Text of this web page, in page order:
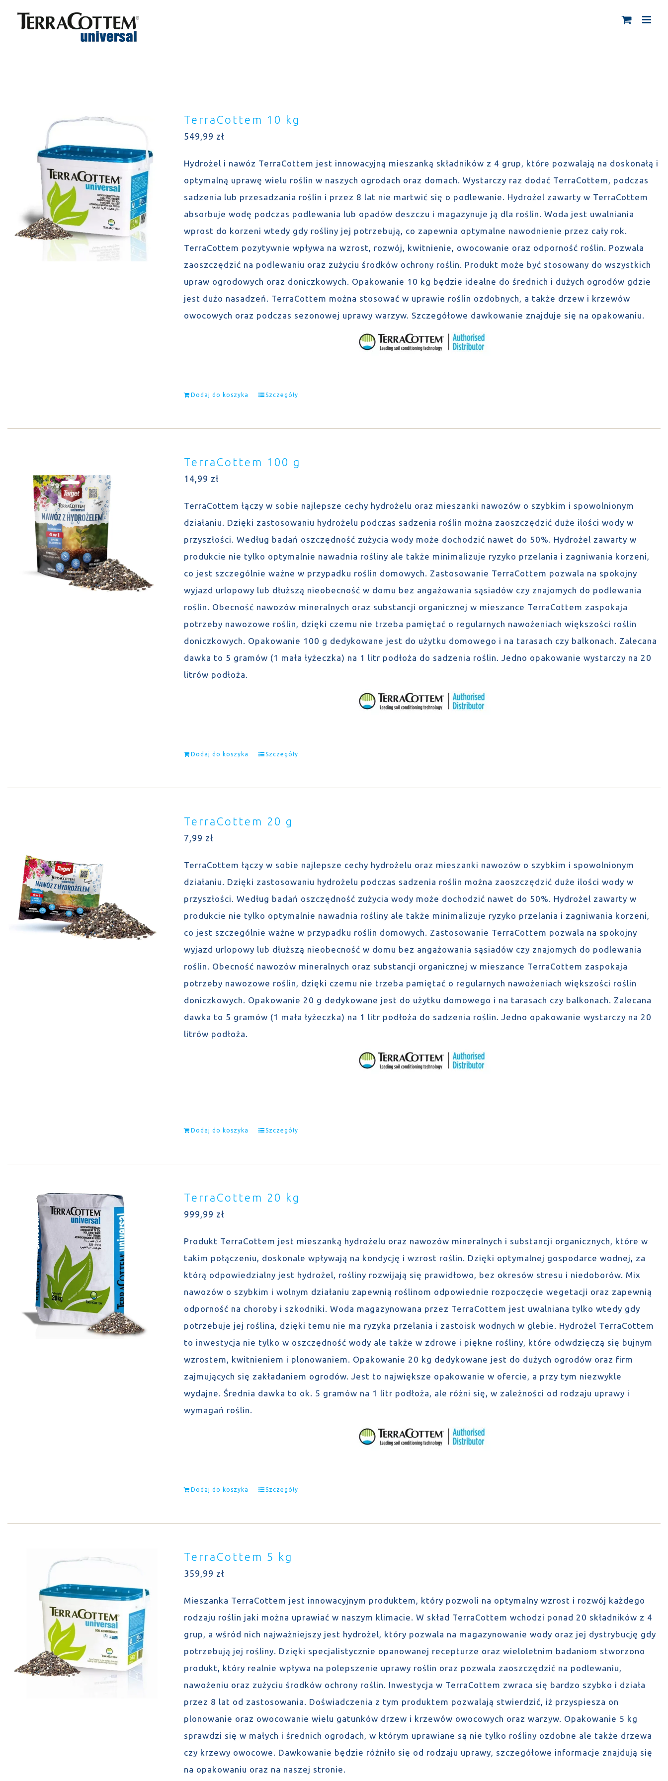
TerraCottem 10 kg
549,99 zł
Hydrożel i nawóz TerraCottem jest innowacyjną mieszanką składników z 4 grup, które pozwalają na doskonałą i
optymalną uprawę wielu roślin w naszych ogrodach oraz domach. Wystarczy raz dodać TerraCottem, podczas
sadzenia lub przesadzania roślin i przez 8 lat nie martwić się o podlewanie. Hydrożel zawarty w TerraCottem
absorbuje wodę podczas podlewania lub opadów deszczu i magazynuje ją dla roślin. Woda jest uwalniania
wprost do korzeni wtedy gdy rośliny jej potrzebują, co zapewnia optymalne nawodnienie przez cały rok.
TerraCottem pozytywnie wpływa na wzrost, rozwój, kwitnienie, owocowanie oraz odporność roślin. Pozwala
zaoszczędzić na podlewaniu oraz zużyciu środków ochrony roślin. Produkt może być stosowany do wszystkich
upraw ogrodowych oraz doniczkowych. Opakowanie 10 kg będzie idealne do średnich i dużych ogrodów gdzie
jest dużo nasadzeń. TerraCottem można stosować w uprawie roślin ozdobnych, a także drzew i krzewów
owocowych oraz podczas sezonowej uprawy warzyw. Szczegółowe dawkowanie znajduje się na opakowaniu.
Dodaj do koszyka Szczegóły
TerraCottem 100 g
14,99 zł
TerraCottem łączy w sobie najlepsze cechy hydrożelu oraz mieszanki nawozów o szybkim i spowolnionym
działaniu. Dzięki zastosowaniu hydrożelu podczas sadzenia roślin można zaoszczędzić duże ilości wody w
przyszłości. Według badań oszczędność zużycia wody może dochodzić nawet do 50%. Hydrożel zawarty w
produkcie nie tylko optymalnie nawadnia rośliny ale także minimalizuje ryzyko przelania i zagniwania korzeni,
co jest szczególnie ważne w przypadku roślin domowych. Zastosowanie TerraCottem pozwala na spokojny
wyjazd urlopowy lub dłuższą nieobecność w domu bez angażowania sąsiadów czy znajomych do podlewania
roślin. Obecność nawozów mineralnych oraz substancji organicznej w mieszance TerraCottem zaspokaja
potrzeby nawozowe roślin, dzięki czemu nie trzeba pamiętać o regularnych nawożeniach większości roślin
doniczkowych. Opakowanie 100 g dedykowane jest do użytku domowego i na tarasach czy balkonach. Zalecana
dawka to 5 gramów (1 mała łyżeczka) na 1 litr podłoża do sadzenia roślin. Jedno opakowanie wystarczy na 20
litrów podłoża.
Dodaj do koszyka Szczegóły
TerraCottem 20 g
7,99 zł
TerraCottem łączy w sobie najlepsze cechy hydrożelu oraz mieszanki nawozów o szybkim i spowolnionym
działaniu. Dzięki zastosowaniu hydrożelu podczas sadzenia roślin można zaoszczędzić duże ilości wody w
przyszłości. Według badań oszczędność zużycia wody może dochodzić nawet do 50%. Hydrożel zawarty w
produkcie nie tylko optymalnie nawadnia rośliny ale także minimalizuje ryzyko przelania i zagniwania korzeni,
co jest szczególnie ważne w przypadku roślin domowych. Zastosowanie TerraCottem pozwala na spokojny
wyjazd urlopowy lub dłuższą nieobecność w domu bez angażowania sąsiadów czy znajomych do podlewania
roślin. Obecność nawozów mineralnych oraz substancji organicznej w mieszance TerraCottem zaspokaja
potrzeby nawozowe roślin, dzięki czemu nie trzeba pamiętać o regularnych nawożeniach większości roślin
doniczkowych. Opakowanie 20 g dedykowane jest do użytku domowego i na tarasach czy balkonach. Zalecana
dawka to 5 gramów (1 mała łyżeczka) na 1 litr podłoża do sadzenia roślin. Jedno opakowanie wystarczy na 20
litrów podłoża.
Dodaj do koszyka Szczegóły
TerraCottem 20 kg
999,99 zł
Produkt TerraCottem jest mieszanką hydrożelu oraz nawozów mineralnych i substancji organicznych, które w
takim połączeniu, doskonale wpływają na kondycję i wzrost roślin. Dzięki optymalnej gospodarce wodnej, za
którą odpowiedzialny jest hydrożel, rośliny rozwijają się prawidłowo, bez okresów stresu i niedoborów. Mix
nawozów o szybkim i wolnym działaniu zapewnią roślinom odpowiednie rozpoczęcie wegetacji oraz zapewnią
odporność na choroby i szkodniki. Woda magazynowana przez TerraCottem jest uwalniana tylko wtedy gdy
potrzebuje jej roślina, dzięki temu nie ma ryzyka przelania i zastoisk wodnych w glebie. Hydrożel TerraCottem
to inwestycja nie tylko w oszczędność wody ale także w zdrowe i piękne rośliny, które odwdzięczą się bujnym
wzrostem, kwitnieniem i plonowaniem. Opakowanie 20 kg dedykowane jest do dużych ogrodów oraz firm
zajmujących się zakładaniem ogrodów. Jest to największe opakowanie w ofercie, a przy tym niezwykle
wydajne. Średnia dawka to ok. 5 gramów na 1 litr podłoża, ale różni się, w zależności od rodzaju uprawy i
wymagań roślin.
Dodaj do koszyka Szczegóły
TerraCottem 5 kg
359,99 zł
Mieszanka TerraCottem jest innowacyjnym produktem, który pozwoli na optymalny wzrost i rozwój każdego
rodzaju roślin jaki można uprawiać w naszym klimacie. W skład TerraCottem wchodzi ponad 20 składników z 4
grup, a wśród nich najważniejszy jest hydrożel, który pozwala na magazynowanie wody oraz jej dystrybucję gdy
potrzebują jej rośliny. Dzięki specjalistycznie opanowanej recepturze oraz wieloletnim badaniom stworzono
produkt, który realnie wpływa na polepszenie uprawy roślin oraz pozwala zaoszczędzić na podlewaniu,
nawożeniu oraz zużyciu środków ochrony roślin. Inwestycja w TerraCottem zwraca się bardzo szybko i działa
przez 8 lat od zastosowania. Doświadczenia z tym produktem pozwalają stwierdzić, iż przyspiesza on
plonowanie oraz owocowanie wielu gatunków drzew i krzewów owocowych oraz warzyw. Opakowanie 5 kg
sprawdzi się w małych i średnich ogrodach, w którym uprawiane są nie tylko rośliny ozdobne ale także drzewa
czy krzewy owocowe. Dawkowanie będzie różniło się od rodzaju uprawy, szczegółowe informacje znajdują się
na opakowaniu oraz na naszej stronie.